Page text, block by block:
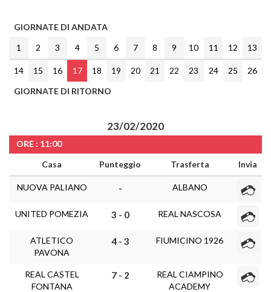
GIORNATE DI ANDATA
1
2 3 4 5 6 7 8 9 10 11 12 13
14 15 16 17 18 19 20 21 22 23 24 25
26
GIORNATE DI RITORNO
23/02/2020
ORE : 11:00
Casa
Punteggio Trasferta Invia
NUOVA PALIANO - ALBANO
UNITED POMEZIA 3 - 0 REAL NASCOSA
ATLETICO
PAVONA
4 - 3 FIUMICINO 1926
REAL CASTEL
FONTANA
7 - 2
REAL CIAMPINO
ACADEMY